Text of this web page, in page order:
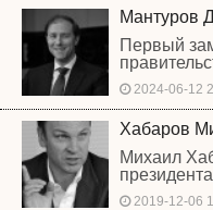
Мантуров
Первый
2024-06-12
Хабаров
Михаил
2019-12-06